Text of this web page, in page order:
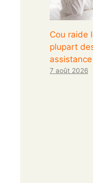
Cou raide
plupart
7 août 2026